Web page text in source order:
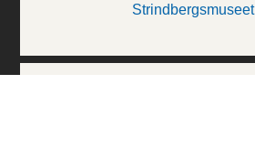
Strindbergsmuseet